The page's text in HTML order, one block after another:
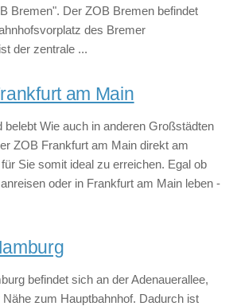
Bremen". Der ZOB Bremen befindet
des Bremer
der zentrale ...
am Main
belebt Wie auch in anderen Großstädten
ZOB Frankfurt am Main direkt am
Sie somit ideal zu erreichen. Egal ob
oder in Frankfurt am Main leben -
befindet sich an der Adenauerallee,
zum Hauptbahnhof. Dadurch ist